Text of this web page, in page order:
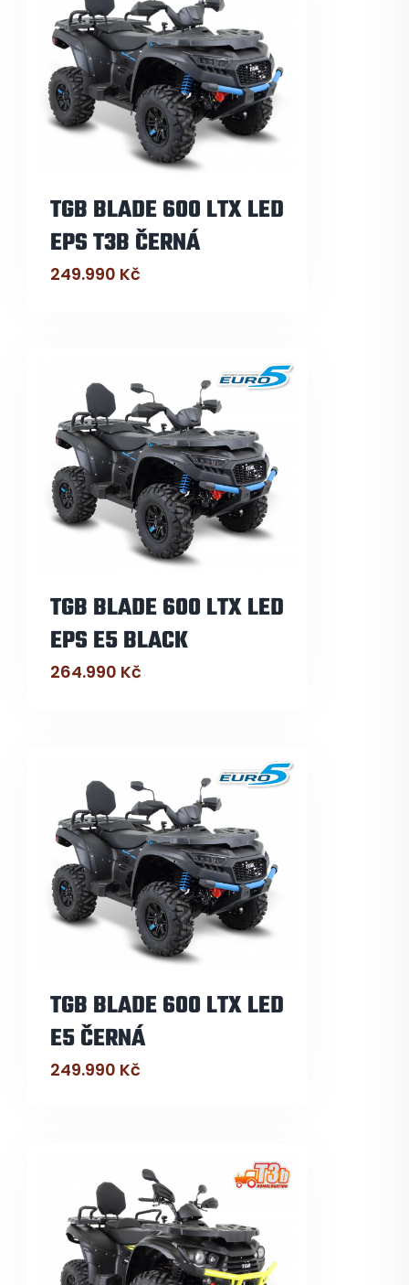
TGB BLADE 600 LTX LED
EPS T3B ČERNÁ
249.990 Kč
TGB BLADE 600 LTX LED
EPS E5 BLACK
264.990 Kč
TGB BLADE 600 LTX LED
E5 ČERNÁ
249.990 Kč